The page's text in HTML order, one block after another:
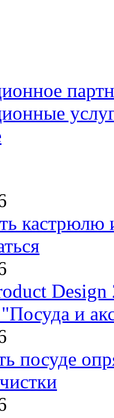
кастрюлю
Design
и
посуде